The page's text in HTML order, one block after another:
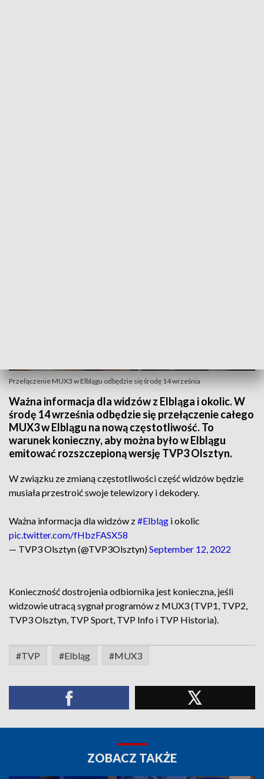
Przełączenie MUX3 w Elblągu odbędzie się środę 14 września
Ważna informacja dla widzów z Elbląga i okolic. W
środę 14 września odbędzie się przełączenie całego
MUX3 w Elblągu na nową częstotliwość. To
warunek konieczny, aby można było w Elblągu
emitować rozszczepioną wersję TVP3 Olsztyn.
W związku ze zmianą częstotliwości część widzów będzie
musiała przestroić swoje telewizory i dekodery.
Ważna informacja dla widzów z#Elbląg i okolic
pic.twitter.com/fHbzFASX58
— TVP3 Olsztyn (@TVP3Olsztyn)September 12, 2022
Konieczność dostrojenia odbiornika jest konieczna, jeśli
widzowie utracą sygnał programów z MUX3 (TVP1, TVP2,
TVP3 Olsztyn, TVP Sport, TVP Info i TVP Historia).
#TVP #Elbląg #MUX3
ZOBACZ TAKŻE